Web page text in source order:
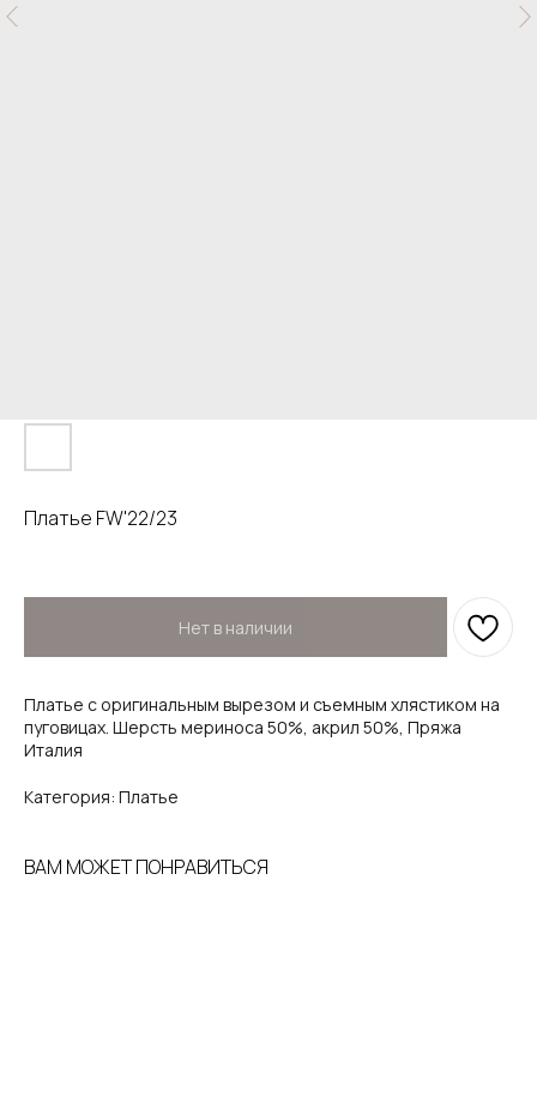
Платье FW'22/23
Нет в наличии
Платье с оригинальным вырезом и съемным хлястиком на
пуговицах. Шерсть мериноса 50%, акрил 50%, Пряжа
Италия
Категория: Платье
ВАМ МОЖЕТ ПОНРАВИТЬСЯ